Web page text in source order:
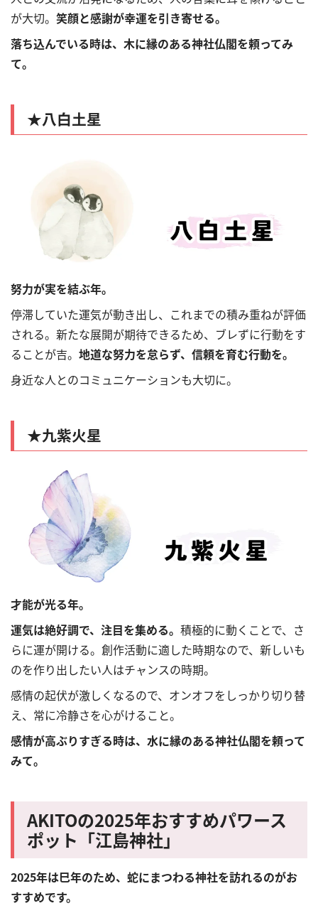
が大切。 笑顔と感謝が幸運を引き寄せる。
落ち込んでいる時は、木に縁のある神社仏閣を頼ってみ
て。
★八白土星
努力が実を結ぶ年。
停滞していた運気が動き出し、これまでの積み重ねが評価
される。新たな展開が期待できるため、ブレずに行動をす
ることが吉。 地道な努力を怠らず、信頼を育む行動を。
身近な人とのコミュニケーションも大切に。
★九紫火星
才能が光る年。
運気は絶好調で、注目を集める。 積極的に動くことで、さ
らに運が開ける。創作活動に適した時期なので、新しいも
のを作り出したい人はチャンスの時期。
感情の起伏が激しくなるので、オンオフをしっかり切り替
え、常に冷静さを心がけること。
感情が高ぶりすぎる時は、水に縁のある神社仏閣を頼って
みて。
AKITOの2025年おすすめパワース
ポット「江島神社」
2025年は巳年のため、蛇にまつわる神社を訪れるのがお
すすめです。